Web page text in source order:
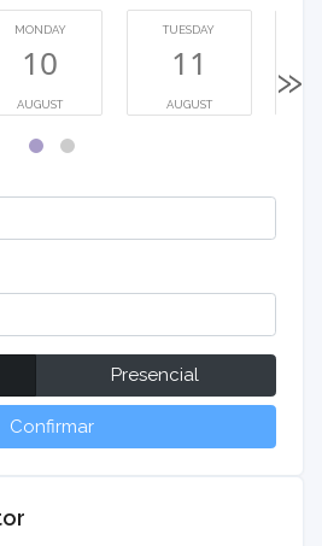
MONDAY
10
AUGUST
TUESDAY
11
AUGUST »
Presencial
Confirmar